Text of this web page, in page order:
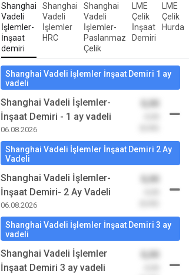
Shanghai
Vadeli
İşlemler-
İnşaat
demiri
Shanghai
Vadeli
İşlemler
HRC
Shanghai
Vadeli
İşlemler-
Paslanmaz
Çelik
LME
Çelik
İnşaat
Demiri
LME
Çelik
Hurda
Shanghai Vadeli İşlemler İnşaat Demiri 1 ay
vadeli
Shanghai Vadeli İşlemler-
İnşaat Demiri - 1 ay vadeli
06.08.2026
Shanghai Vadeli İşlemler İnşaat Demiri 2 Ay
Vadeli
Shanghai Vadeli İşlemler-
İnşaat Demiri- 2 Ay Vadeli
06.08.2026
Shanghai Vadeli İşlemler İnşaat Demiri 3 ay
vadeli
Shanghai Vadeli İşlemler
İnşaat Demiri 3 ay vadeli